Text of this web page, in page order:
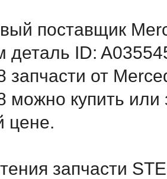
поставщик
деталь ID:
от
можно купить или
цене.
запчасти